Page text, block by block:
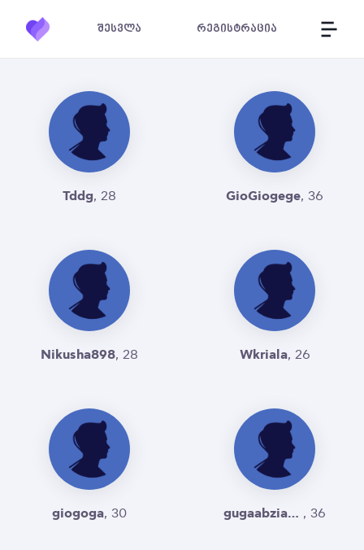
შესვლა რეგისტრაცია
Tddg, 28 GioGiogege, 36
Nikusha898, 28 Wkriala, 26
giogoga, 30 gugaabzianidze , 36